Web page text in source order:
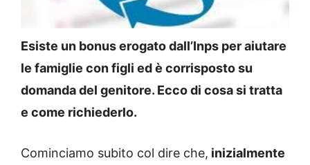
Esiste un bonus erogato dall’Inps per aiutare
le famiglie con figli ed è corrisposto su
domanda del genitore. Ecco di cosa si tratta
e come richiederlo.
Cominciamo subito col dire che, inizialmente